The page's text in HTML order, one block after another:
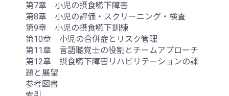
第7章 小児の摂食嚥下障害
第8章 小児の評価・スクリーニング・検査
第9章 小児の摂食嚥下訓練
第10章 小児の合併症とリスク管理
第11章 言語聴覚士の役割とチームアプローチ
第12章 摂食嚥下障害リハビリテーションの課
題と展望
参考図書